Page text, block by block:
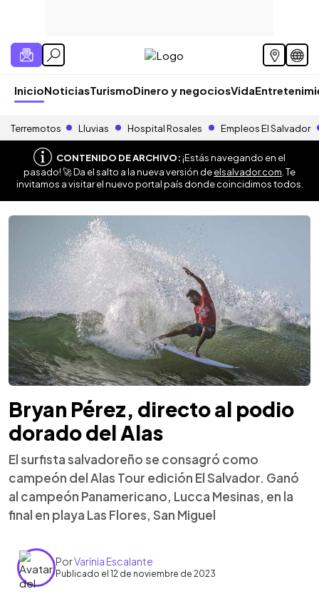
InicioNoticiasTurismoDinero y negociosVida
Terremotos Lluvias Hospital Rosales Empleos El Salvador
CONTENIDO DE ARCHIVO:¡Estás navegando en el
pasado! 🚀 Da el salto a la nueva versión deelsalvador.com . Te
invitamos a visitar el nuevo portal país donde coincidimos todos.
Bryan Pérez, directo al podio
dorado del Alas
El surfista salvadoreño se consagró como
campeón del Alas Tour edición El Salvador. Ganó
al campeón Panamericano, Lucca Mesinas, en la
final en playa Las Flores, San Miguel
PorVarinia Escalante
Publicado el 12 de noviembre de 2023